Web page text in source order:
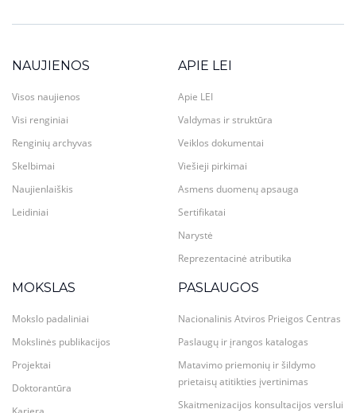
NAUJIENOS
Visos naujienos
Visi renginiai
Renginių archyvas
Skelbimai
Naujienlaiškis
Leidiniai
APIE LEI
Apie LEI
Valdymas ir struktūra
Veiklos dokumentai
Viešieji pirkimai
Asmens duomenų apsauga
Sertifikatai
Narystė
Reprezentacinė atributika
MOKSLAS
Mokslo padaliniai
Mokslinės publikacijos
Projektai
Doktorantūra
PASLAUGOS
Nacionalinis Atviros Prieigos Centras
Paslaugų ir įrangos katalogas
Matavimo priemonių ir šildymo
prietaisų atitikties įvertinimas
Skaitmenizacijos konsultacijos verslui